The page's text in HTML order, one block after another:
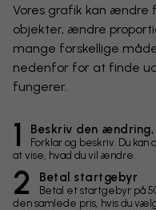
Vores grafik kan ændre
objekter, ændre
mange forskellige
nedenfor for at finde
fungerer.
1 Beskriv den
Forklar og beskriv. Du
at vise, hvad du vil ændre.
2 Betal startgebyr
Betal et startgebyr på
den samlede pris, hvis du